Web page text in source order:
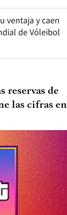
ventaja y caen
de Vóleibol
reservas de
las cifras en